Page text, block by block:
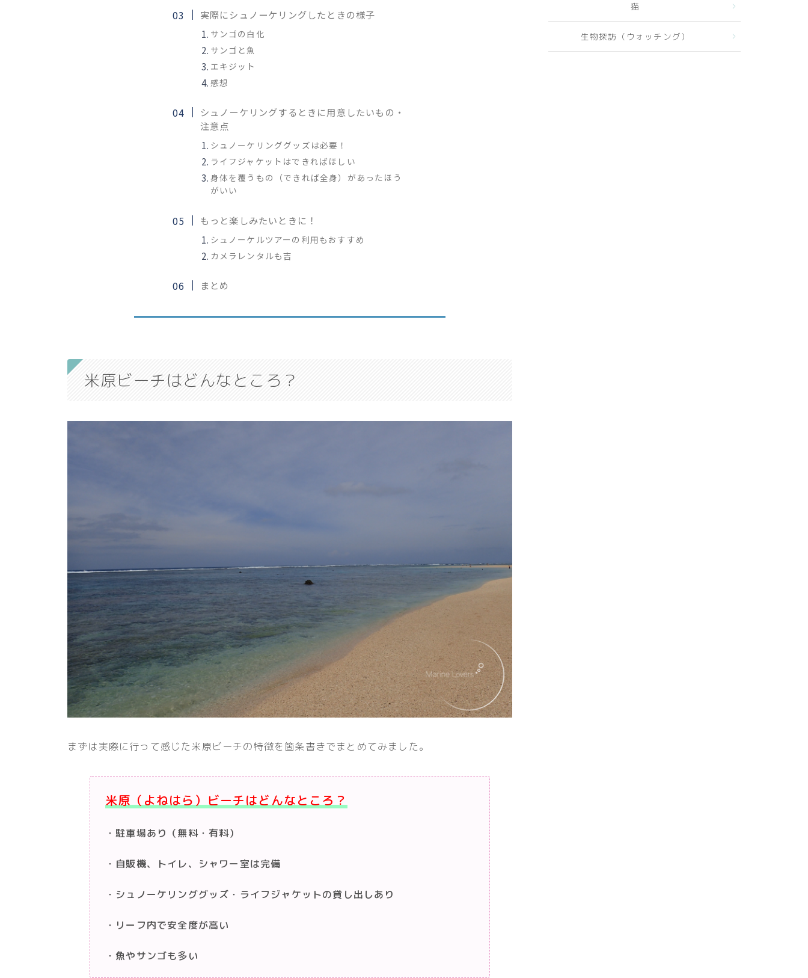
実際にシュノーケリングしたときの様子
サンゴの白化
サンゴと魚
エキジット
感想
シュノーケリングするときに用意したいもの・
注意点
シュノーケリンググッズは必要！
ライフジャケットはできればほしい
身体を覆うもの（できれば全身）があったほう
がいい
もっと楽しみたいときに！
シュノーケルツアーの利用もおすすめ
カメラレンタルも吉
まとめ
米原ビーチはどんなところ？
まずは実際に行って感じた米原ビーチの特徴を箇条書きでまとめてみました。
米原（よねはら）ビーチはどんなところ？
・駐車場あり（無料・有料）
・自販機、トイレ、シャワー室は完備
・シュノーケリンググッズ・ライフジャケットの貸し出しあり
・リーフ内で安全度が高い
・魚やサンゴも多い
猫
生物探訪（ウォッチング）